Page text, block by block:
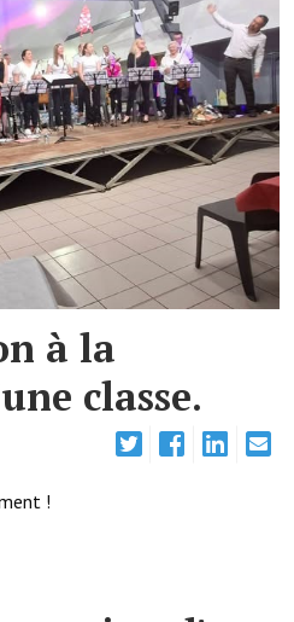
municipaux
& Le Fressinois
à la
classe.
!